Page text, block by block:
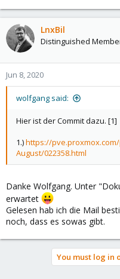
LnxBil
Distinguished
Jun 8, 2020
wolfgang said:
Hier ist der Commit dazu. [1]
1.)https://
August/022358.html
Danke Wolfgang. Unter
erwartet
Gelesen hab ich die Mail
noch, dass es sowas gibt.
You must log in